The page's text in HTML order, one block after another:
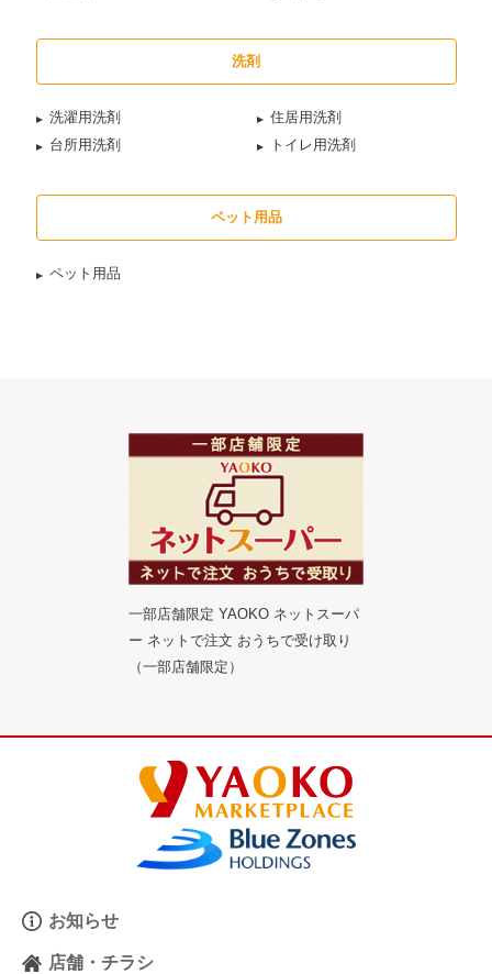
洗剤
洗濯用洗剤
住居用洗剤
台所用洗剤
トイレ用洗剤
ペット用品
ペット用品
一部店舗限定 YAOKO ネットスーパ
ー ネットで注文 おうちで受け取り
（一部店舗限定）
お知らせ
店舗・チラシ